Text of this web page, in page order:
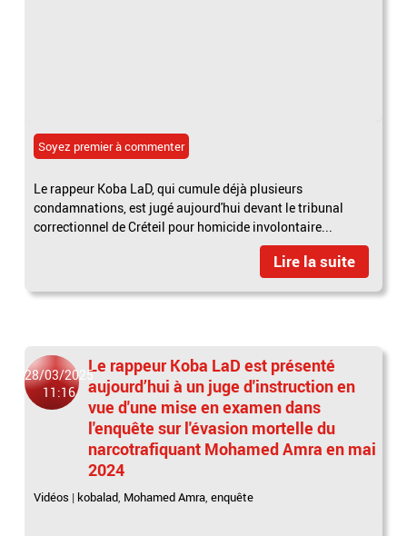
Soyez premier à commenter
Le rappeur Koba LaD, qui cumule déjà plusieurs
condamnations, est jugé aujourd'hui devant le tribunal
correctionnel de Créteil pour homicide involontaire...
Lire la suite
28/03/2025
11:16
Le rappeur Koba LaD est présenté
aujourd’hui à un juge d'instruction en
vue d'une mise en examen dans
l'enquête sur l'évasion mortelle du
narcotrafiquant Mohamed Amra en mai
2024
Vidéos | kobalad, Mohamed Amra,enquête